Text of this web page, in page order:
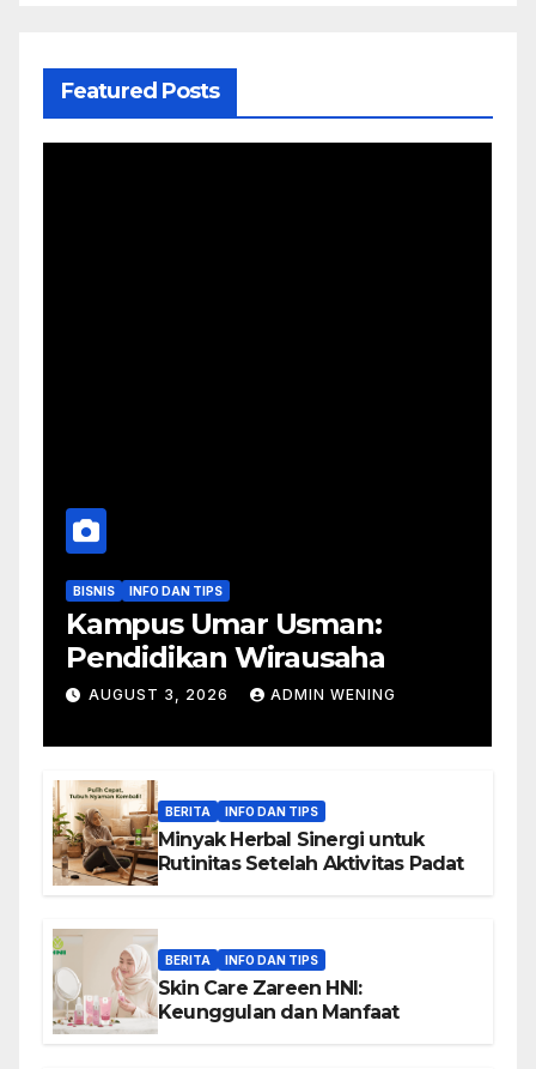
Featured Posts
BISNIS INFO DAN TIPS
Kampus Umar Usman:
Pendidikan Wirausaha
AUGUST 3, 2026 ADMIN WENING
BERITA INFO DAN TIPS
Minyak Herbal Sinergi untuk
Rutinitas Setelah Aktivitas Padat
BERITA INFO DAN TIPS
Skin Care Zareen HNI:
Keunggulan dan Manfaat